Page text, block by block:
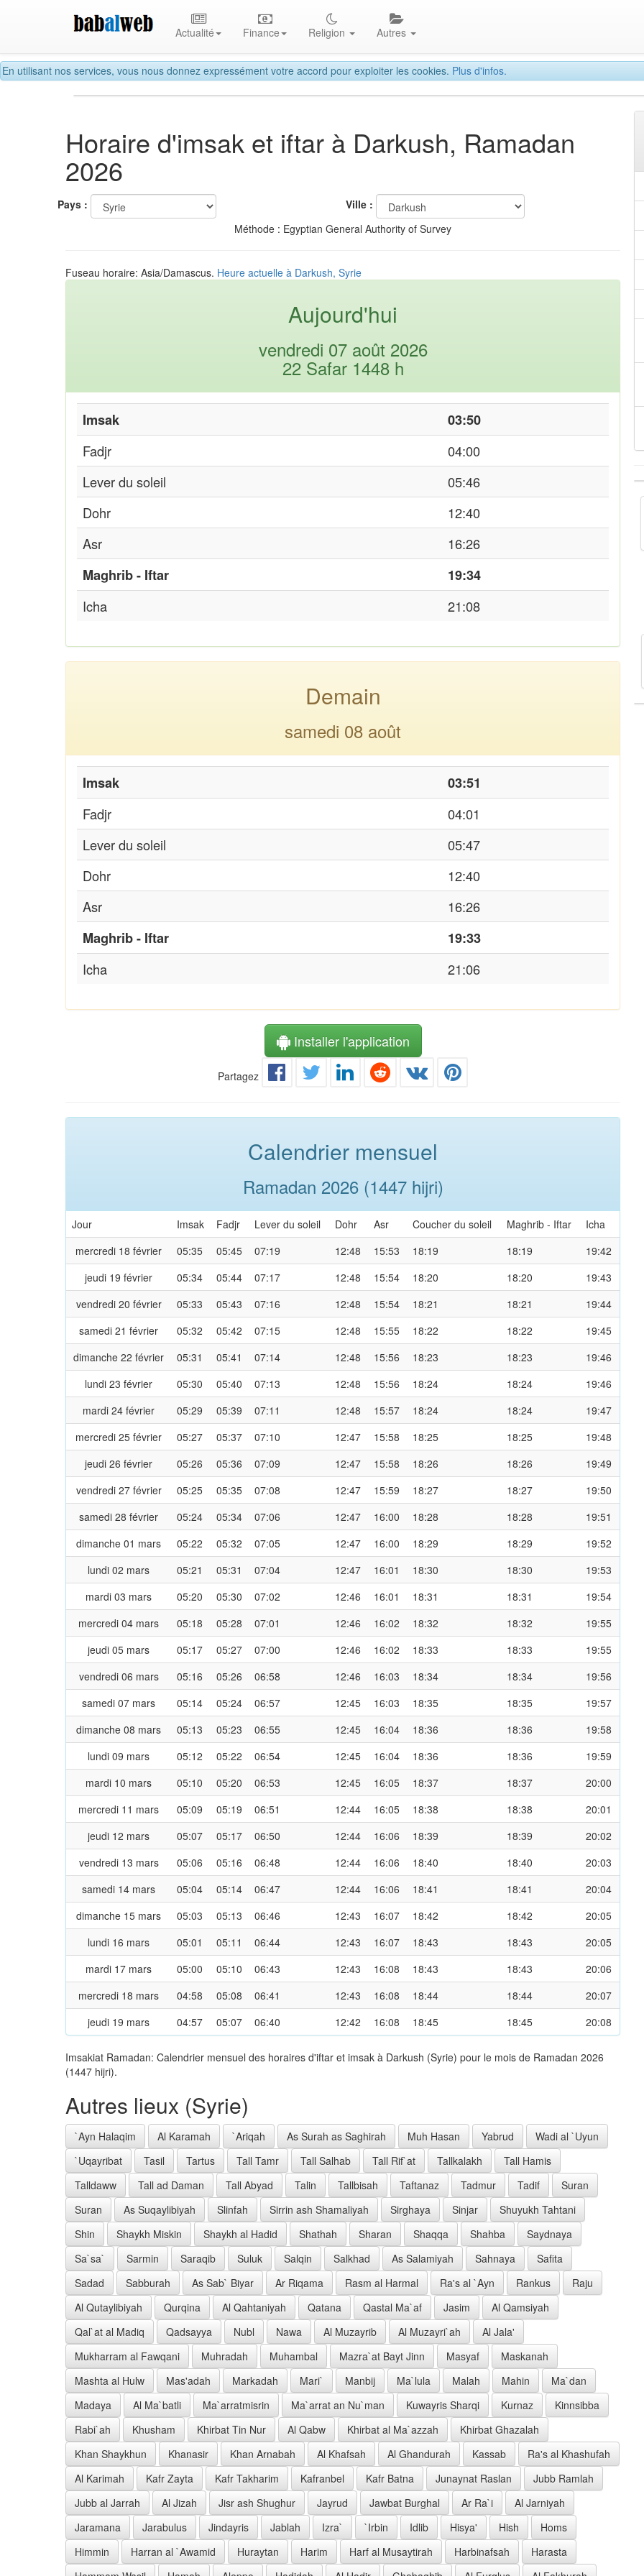
En utilisant nos services, vous nous donnez expressément votre accord pour exploiter les cookies. Plus d'infos.
Actualité Finance Religion Autres
Horaire d'imsak et iftar à Darkush, Ramadan
2026
Pays :
Ville :
Méthode : Egyptian General Authority of Survey
Fuseau horaire: Asia/Damascus. Heure actuelle à Darkush, Syrie
Aujourd'hui
vendredi 07 août 2026
22 Safar 1448 h
Imsak
03:50
Fadjr
04:00
Lever du soleil
05:46
Dohr
12:40
Asr
16:26
Maghrib - Iftar
19:34
Icha
21:08
Demain
samedi 08 août
Imsak
03:51
Fadjr
04:01
Lever du soleil
05:47
Dohr
12:40
Asr
16:26
Maghrib - Iftar
19:33
Icha
21:06
Installer l'application
Partagez
Calendrier mensuel
Ramadan 2026 (1447 hijri)
Jour Imsak Fadjr Lever du soleil Dohr Asr Coucher du soleil Maghrib - Iftar
Icha
mercredi 18 février
05:35 05:45 07:19 12:48 15:53 18:19 18:19
19:42
jeudi 19 février
05:34 05:44 07:17 12:48 15:54 18:20 18:20
19:43
vendredi 20 février
05:33 05:43 07:16 12:48 15:54 18:21 18:21
19:44
samedi 21 février
05:32 05:42 07:15 12:48 15:55 18:22 18:22
19:45
dimanche 22 février
05:31 05:41 07:14 12:48 15:56 18:23 18:23
19:46
lundi 23 février
05:30 05:40 07:13 12:48 15:56 18:24 18:24
19:46
mardi 24 février
05:29 05:39 07:11 12:48 15:57 18:24 18:24
19:47
mercredi 25 février
05:27 05:37 07:10 12:47 15:58 18:25 18:25
19:48
jeudi 26 février
05:26 05:36 07:09 12:47 15:58 18:26 18:26
19:49
vendredi 27 février
05:25 05:35 07:08 12:47 15:59 18:27 18:27
19:50
samedi 28 février
05:24 05:34 07:06 12:47 16:00 18:28 18:28
19:51
dimanche 01 mars
05:22 05:32 07:05 12:47 16:00 18:29 18:29
19:52
lundi 02 mars
05:21 05:31 07:04 12:47 16:01 18:30 18:30
19:53
mardi 03 mars
05:20 05:30 07:02 12:46 16:01 18:31 18:31
19:54
mercredi 04 mars
05:18 05:28 07:01 12:46 16:02 18:32 18:32
19:55
jeudi 05 mars
05:17 05:27 07:00 12:46 16:02 18:33 18:33
19:55
vendredi 06 mars
05:16 05:26 06:58 12:46 16:03 18:34 18:34
19:56
samedi 07 mars
05:14 05:24 06:57 12:45 16:03 18:35 18:35
19:57
dimanche 08 mars
05:13 05:23 06:55 12:45 16:04 18:36 18:36
19:58
lundi 09 mars
05:12 05:22 06:54 12:45 16:04 18:36 18:36
19:59
mardi 10 mars
05:10 05:20 06:53 12:45 16:05 18:37 18:37
20:00
mercredi 11 mars
05:09 05:19 06:51 12:44 16:05 18:38 18:38
20:01
jeudi 12 mars
05:07 05:17 06:50 12:44 16:06 18:39 18:39
20:02
vendredi 13 mars
05:06 05:16 06:48 12:44 16:06 18:40 18:40
20:03
samedi 14 mars
05:04 05:14 06:47 12:44 16:06 18:41 18:41
20:04
dimanche 15 mars
05:03 05:13 06:46 12:43 16:07 18:42 18:42
20:05
lundi 16 mars
05:01 05:11 06:44 12:43 16:07 18:43 18:43
20:05
mardi 17 mars
05:00 05:10 06:43 12:43 16:08 18:43 18:43
20:06
mercredi 18 mars
04:58 05:08 06:41 12:43 16:08 18:44 18:44
20:07
jeudi 19 mars
04:57 05:07 06:40 12:42 16:08 18:45 18:45 20:08
Imsakiat Ramadan: Calendrier mensuel des horaires d'iftar et imsak à Darkush (Syrie) pour le mois de Ramadan 2026
(1447 hijri).
Autres lieux (Syrie)
`Ayn Halaqim Al Karamah `Ariqah As Surah as Saghirah Muh Hasan Yabrud
Wadi al `Uyun
`Uqayribat
Tasil Tartus Tall Tamr Tall Salhab Tall Rif`at Tallkalakh
Tall Hamis
Talldaww
Tall ad Daman Tall Abyad Talin Tallbisah Taftanaz Tadmur Tadif
Suran
Suran
As Suqaylibiyah Slinfah Sirrin ash Shamaliyah Sirghaya Sinjar
Shuyukh Tahtani
Shin
Shaykh Miskin Shaykh al Hadid Shathah Sharan Shaqqa Shahba
Saydnaya
Sa`sa`
Sarmin Saraqib Suluk Salqin Salkhad As Salamiyah Sahnaya
Safita
Sadad
Sabburah As Sab` Biyar Ar Riqama Rasm al Harmal Ra's al `Ayn Rankus
Raju
Al Qutaylibiyah
Qurqina Al Qahtaniyah Qatana Qastal Ma`af Jasim
Al Qamsiyah
Qal`at al Madiq
Qadsayya Nubl Nawa Al Muzayrib Al Muzayri`ah
Al Jala'
Mukharram al Fawqani
Muhradah Muhambal Mazra`at Bayt Jinn Masyaf
Maskanah
Mashta al Hulw
Mas'adah Markadah Mari` Manbij Ma`lula Malah Mahin
Ma`dan
Madaya
Al Ma`batli Ma`arratmisrin Ma`arrat an Nu`man Kuwayris Sharqi Kurnaz
Kinnsibba
Rabi`ah
Khusham Khirbat Tin Nur Al Qabw Khirbat al Ma`azzah
Khirbat Ghazalah
Khan Shaykhun
Khanasir Khan Arnabah Al Khafsah Al Ghandurah Kassab
Ra's al Khashufah
Al Karimah
Kafr Zayta Kafr Takharim Kafranbel Kafr Batna Junaynat Raslan
Jubb Ramlah
Jubb al Jarrah
Al Jizah Jisr ash Shughur Jayrud Jawbat Burghal Ar Ra`i
Al Jarniyah
Jaramana
Jarabulus Jindayris Jablah Izra` `Irbin Idlib Hisya' Hish
Homs
Himmin
Harran al `Awamid Huraytan Harim Harf al Musaytirah Harbinafsah
Harasta